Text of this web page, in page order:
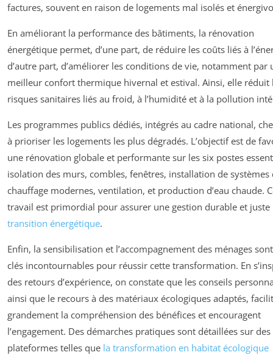
factures, souvent en raison de logements mal isolés et
En améliorant la performance des bâtiments, la rénovation
énergétique permet, d’une part, de réduire les coûts liés à
d’autre part, d’améliorer les conditions de vie, notamment par
meilleur confort thermique hivernal et estival. Ainsi, elle réduit
risques sanitaires liés au froid, à l’humidité et à la pollution
Les programmes publics dédiés, intégrés au cadre national,
à prioriser les logements les plus dégradés. L’objectif est de
une rénovation globale et performante sur les six postes
isolation des murs, combles, fenêtres, installation de systèmes
chauffage modernes, ventilation, et production d’eau chaude.
travail est primordial pour assurer une gestion durable et juste
transition énergétique.
Enfin, la sensibilisation et l’accompagnement des ménages
clés incontournables pour réussir cette transformation. En
des retours d’expérience, on constate que les conseils
ainsi que le recours à des matériaux écologiques adaptés,
grandement la compréhension des bénéfices et encouragent
l’engagement. Des démarches pratiques sont détaillées sur des
plateformes telles que la transformation en habitat écologique